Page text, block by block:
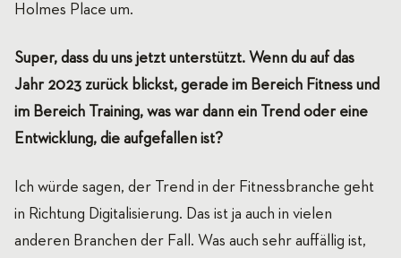
Holmes Place um.
Super, dass du uns jetzt unterstützt. Wenn du auf das
Jahr 2023 zurück blickst, gerade im Bereich Fitness und
im Bereich Training, was war dann ein Trend oder eine
Entwicklung, die aufgefallen ist?
Ich würde sagen, der Trend in der Fitnessbranche geht
in Richtung Digitalisierung. Das ist ja auch in vielen
anderen Branchen der Fall. Was auch sehr auffällig ist,